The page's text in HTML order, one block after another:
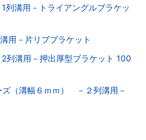
溝用－トライアングルブラケッ
用－片リブブラケット
列溝用－押出厚型ブラケット 100
ズ（溝幅６ｍｍ） －２列溝用－